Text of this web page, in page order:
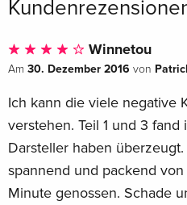
Winnetou
Am 30. Dezember 2016 von
Ich kann die viele negative
verstehen. Teil 1 und 3
Darsteller haben
spannend und packend
Minute genossen. Schade